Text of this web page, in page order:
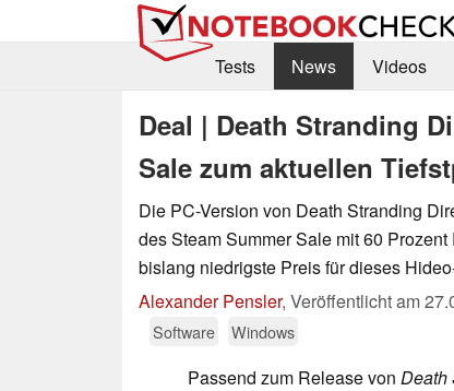
Tests
News Videos
Deal | Death Stranding
Sale zum aktuellen
Die PC-Version von Death Stranding
des Steam Summer Sale mit 60
bislang niedrigste Preis für dieses
Alexander Pensler, Veröffentlicht am
Software
Windows
Passend zum Release von Death